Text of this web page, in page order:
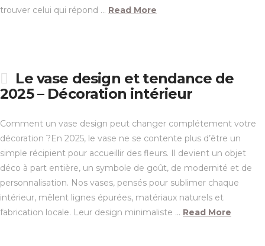
trouver celui qui répond … Read More
Le vase design et tendance de
2025 – Décoration intérieur
Comment un vase design peut changer complétement votre
décoration ?En 2025, le vase ne se contente plus d’être un
simple récipient pour accueillir des fleurs. Il devient un objet
déco à part entière, un symbole de goût, de modernité et de
personnalisation. Nos vases, pensés pour sublimer chaque
intérieur, mêlent lignes épurées, matériaux naturels et
fabrication locale. Leur design minimaliste … Read More